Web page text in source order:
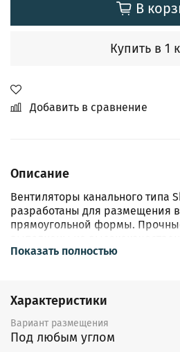
В
Купить в 1
Добавить в сравнение
Описание
Вентиляторы канального типа
разработаны для размещения
прямоугольной формы.
выполнены из
к воздействию окружающей
высокоэффективной
шарикоподшипниками.
Показать полностью
Характеристики
Вариант размещения
Под любым углом